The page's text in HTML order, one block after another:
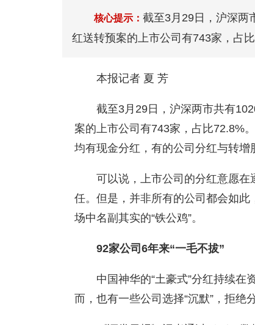
核心提示： 截至3月29日，沪深两
红送转预案的上市公司有743家，占比
本报记者 夏 芳
截至3月29日，沪深两市共有
案的上市公司有743家，占比72.8%
均有现金分红，有的公司分红与转增
可以说，上市公司的分红意愿
任。但是，并非所有的公司都会如
场中名副其实的“铁公鸡”。
92家公司6年来“一毛不拔”
中国神华的“土豪式”分红持续
而，也有一些公司选择“沉默”，拒绝分